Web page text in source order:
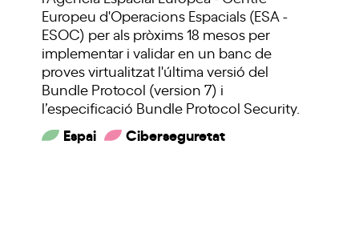
Europeu d'Operacions Espacials (ESA -
ESOC) per als pròxims 18 mesos per
implementar i validar en un banc de
proves virtualitzat l'última versió del
Bundle Protocol (version 7) i
l’especificació Bundle Protocol Security.
Espai Ciberseguretat